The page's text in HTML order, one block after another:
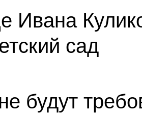
Ивана
сад
будут